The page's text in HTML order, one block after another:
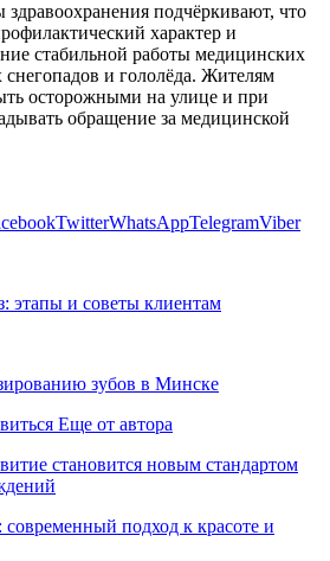
здравоохранения подчёркивают, что
характер и
стабильной работы медицинских
и гололёда. Жителям
осторожными на улице и при
обращение за медицинской
TwitterWhatsAppTelegramViber
этапы и советы клиентам
зубов в Минске
Еще от автора
становится новым стандартом
современный подход к красоте и